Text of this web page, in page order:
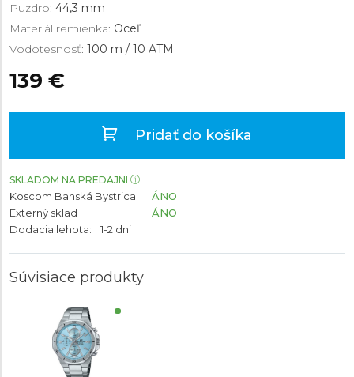
Puzdro: 44,3 mm
Materiál remienka: Oceľ
Vodotesnosť: 100 m / 10 ATM
139 €
Pridať do košíka
SKLADOM NA PREDAJNI
Koscom Banská Bystrica
ÁNO
Externý sklad
ÁNO
Dodacia lehota:
1-2 dni
Súvisiace produkty